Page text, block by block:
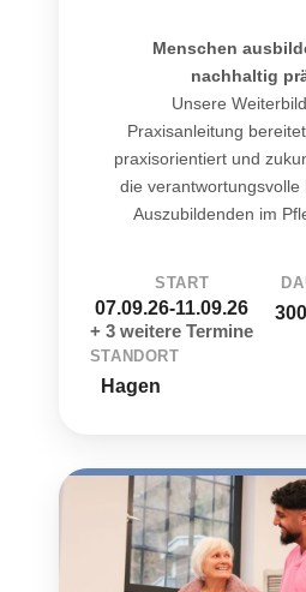
Menschen
nachhaltig
Unsere
Praxisanleitung
praxisorientiert und
die verantwortungsvolle
Auszubildenden im
START
07.09.26-11.09.26
+ 3 weitere Termine
STANDORT
Hagen